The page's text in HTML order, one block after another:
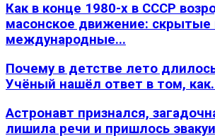
Как в конце 1980-х в СССР
масонское движение: скрытые
международные...
Почему в детстве лето
Учёный нашёл ответ в том,
Астронавт признался,
лишила речи и пришлось